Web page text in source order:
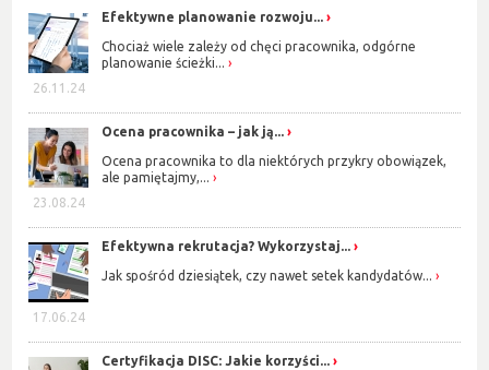
26.11.24
Efektywne planowanie rozwoju...
Chociaż wiele zależy od chęci pracownika, odgórne
planowanie ścieżki...
23.08.24
Ocena pracownika – jak ją...
Ocena pracownika to dla niektórych przykry obowiązek,
ale pamiętajmy,...
17.06.24
Efektywna rekrutacja? Wykorzystaj...
Jak spośród dziesiątek, czy nawet setek kandydatów...
Certyfikacja DISC: Jakie korzyści...